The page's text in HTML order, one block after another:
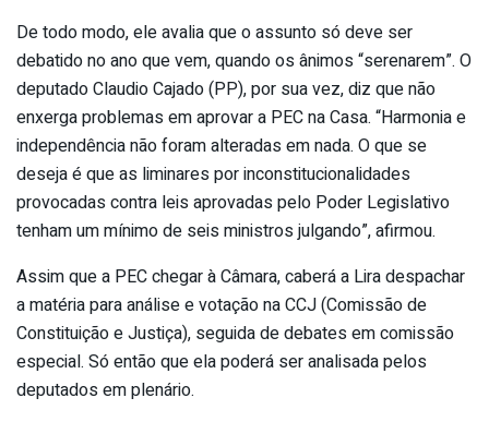
De todo modo, ele avalia que o assunto só deve ser
debatido no ano que vem, quando os ânimos “serenarem”. O
deputado Claudio Cajado (PP), por sua vez, diz que não
enxerga problemas em aprovar a PEC na Casa. “Harmonia e
independência não foram alteradas em nada. O que se
deseja é que as liminares por inconstitucionalidades
provocadas contra leis aprovadas pelo Poder Legislativo
tenham um mínimo de seis ministros julgando”, afirmou.
Assim que a PEC chegar à Câmara, caberá a Lira despachar
a matéria para análise e votação na CCJ (Comissão de
Constituição e Justiça), seguida de debates em comissão
especial. Só então que ela poderá ser analisada pelos
deputados em plenário.